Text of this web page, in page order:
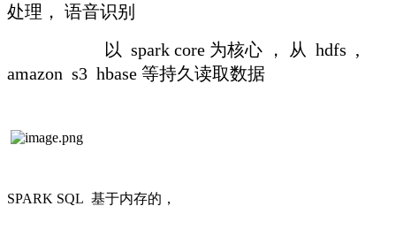
处理， 语音识别
以 spark core 为核心 ， 从 hdfs ,
amazon s3 hbase 等持久读取数据
SPARK SQL 基于内存的，